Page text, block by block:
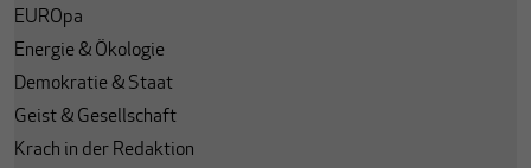
EUROpa
Energie & Ökologie
Demokratie & Staat
Geist & Gesellschaft
Krach in der Redaktion